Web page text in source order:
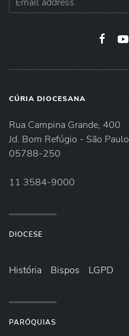
CÚRIA DIOCESANA
Rua Campina Grande, 400
Jd. Bom Refúgio - São Paulo
05788-250
11 3584-9000
DIOCESE
História Bispos LGPD
PARÓQUIAS